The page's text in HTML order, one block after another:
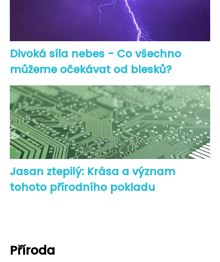
Divoká síla nebes - Co všechno
můžeme očekávat od blesků?
Jasan ztepilý: Krása a význam
tohoto přírodního pokladu
Příroda